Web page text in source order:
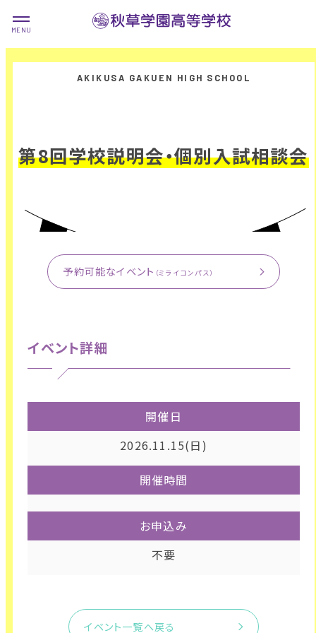
第8回学校説明会・個別入試相談会
予約可能なイベント （ミライコンパス）
イベント詳細
開催日
2026.11.15(日)
開催時間
お申込み
不要
イベント一覧へ戻る